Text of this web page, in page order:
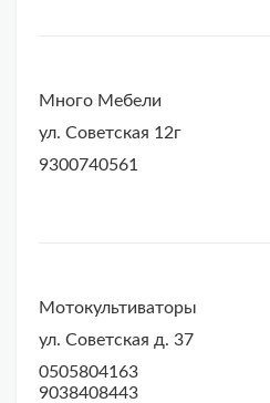
Много Мебели
ул. Советская 12г
9300740561
Мотокультиваторы
ул. Советская д. 37
0505804163
9038408443